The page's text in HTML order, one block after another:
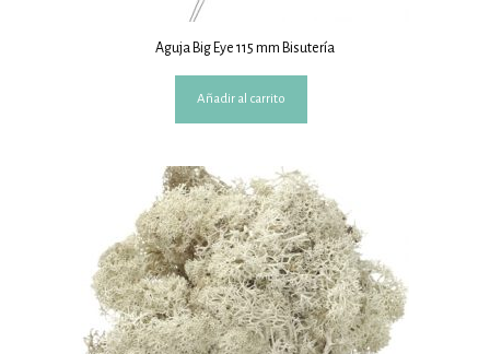
Aguja Big Eye 115 mm Bisutería
Añadir al carrito